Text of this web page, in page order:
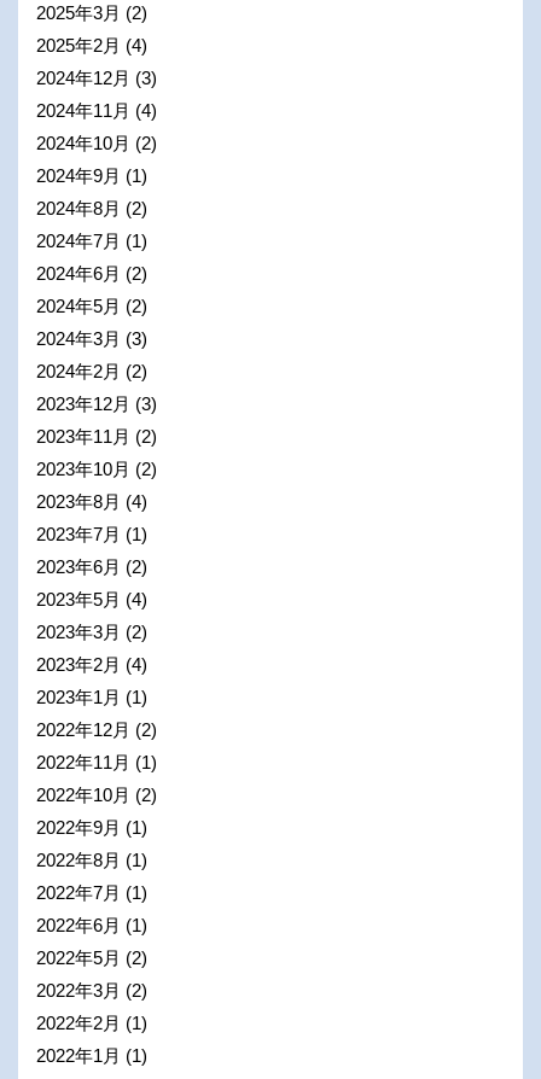
2025年3月 (2)
2025年2月 (4)
2024年12月 (3)
2024年11月 (4)
2024年10月 (2)
2024年9月 (1)
2024年8月 (2)
2024年7月 (1)
2024年6月 (2)
2024年5月 (2)
2024年3月 (3)
2024年2月 (2)
2023年12月 (3)
2023年11月 (2)
2023年10月 (2)
2023年8月 (4)
2023年7月 (1)
2023年6月 (2)
2023年5月 (4)
2023年3月 (2)
2023年2月 (4)
2023年1月 (1)
2022年12月 (2)
2022年11月 (1)
2022年10月 (2)
2022年9月 (1)
2022年8月 (1)
2022年7月 (1)
2022年6月 (1)
2022年5月 (2)
2022年3月 (2)
2022年2月 (1)
2022年1月 (1)